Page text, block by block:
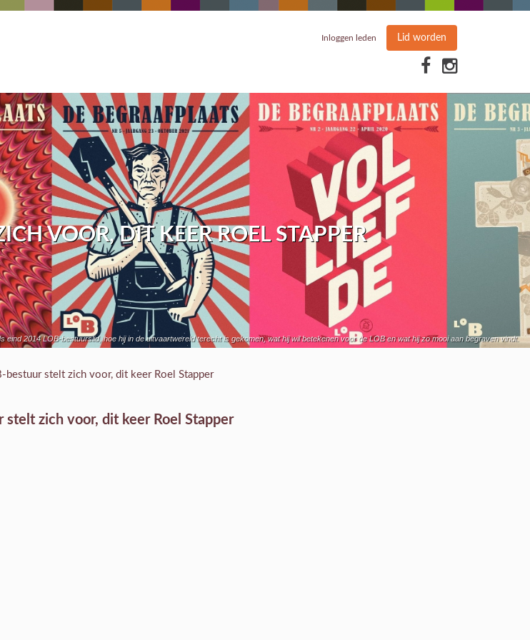
Inloggen leden Lid worden
VOOR, DIT KEER ROEL STAPPER
2014 LOB-bestuurslid, hoe hij in de uitvaartwereld terecht is gekomen, wat hij wil betekenen voor de LOB en wat hij zo mooi aan begraven vindt.
bestuur stelt zich voor, dit keer Roel Stapper
stelt zich voor, dit keer Roel Stapper